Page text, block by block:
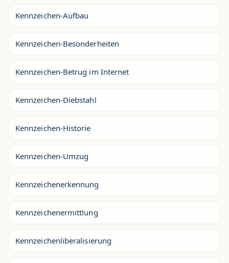
Kennzeichen-Aufbau
Kennzeichen-Besonderheiten
Kennzeichen-Betrug im Internet
Kennzeichen-Diebstahl
Kennzeichen-Historie
Kennzeichen-Umzug
Kennzeichenerkennung
Kennzeichenermittlung
Kennzeichenliberalisierung